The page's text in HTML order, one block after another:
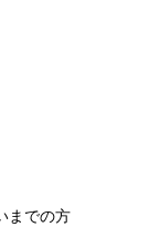
までの方